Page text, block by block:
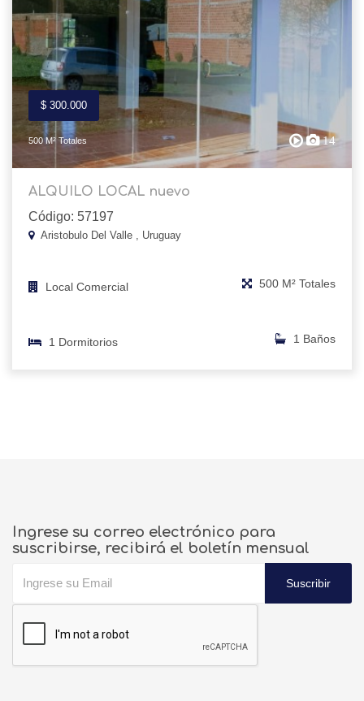
$ 300.000
500 M² Totales 14
ALQUILO LOCAL nuevo
Código: 57197
Aristobulo Del Valle , Uruguay
Local Comercial 500 M² Totales
1 Dormitorios 1 Baños
Ingrese su correo electrónico para
suscribirse, recibirá el boletín mensual
Suscribir